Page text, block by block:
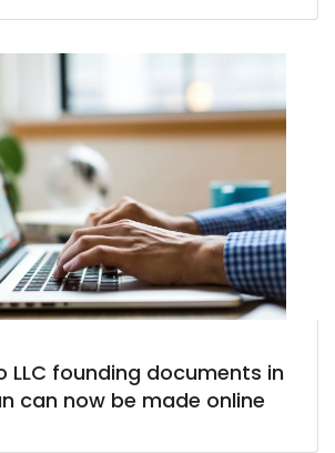
LLC founding documents in
can now be made online